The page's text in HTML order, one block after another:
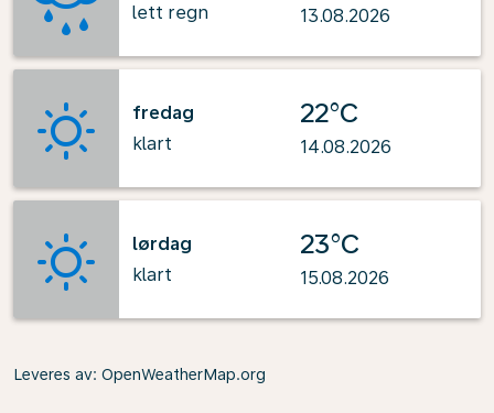
lett regn
13.08.2026
fredag
klart
22°C
14.08.2026
lørdag
klart
23°C
15.08.2026
Leveres av: OpenWeatherMap.org